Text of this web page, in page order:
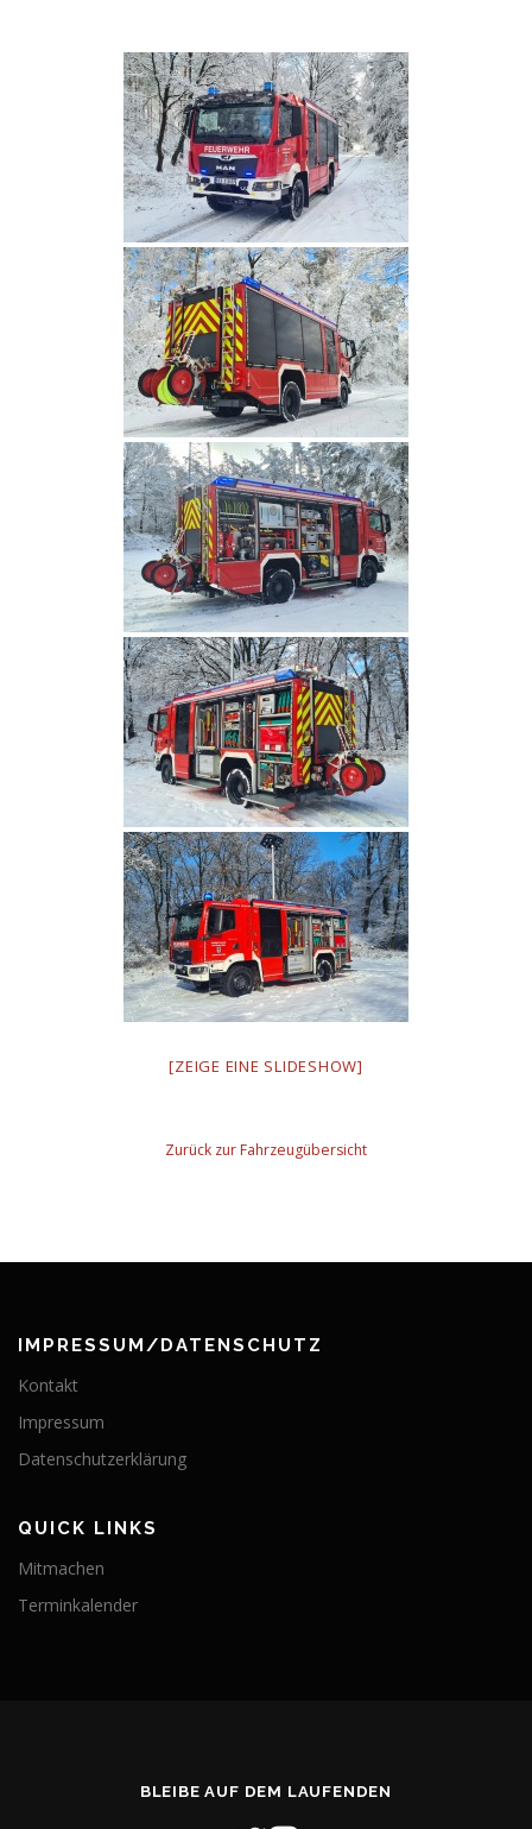
[ZEIGE EINE SLIDESHOW]
Zurück zur Fahrzeugübersicht
IMPRESSUM/DATENSCHUTZ
Kontakt
Impressum
Datenschutzerklärung
QUICK LINKS
Mitmachen
Terminkalender
BLEIBE AUF DEM LAUFENDEN